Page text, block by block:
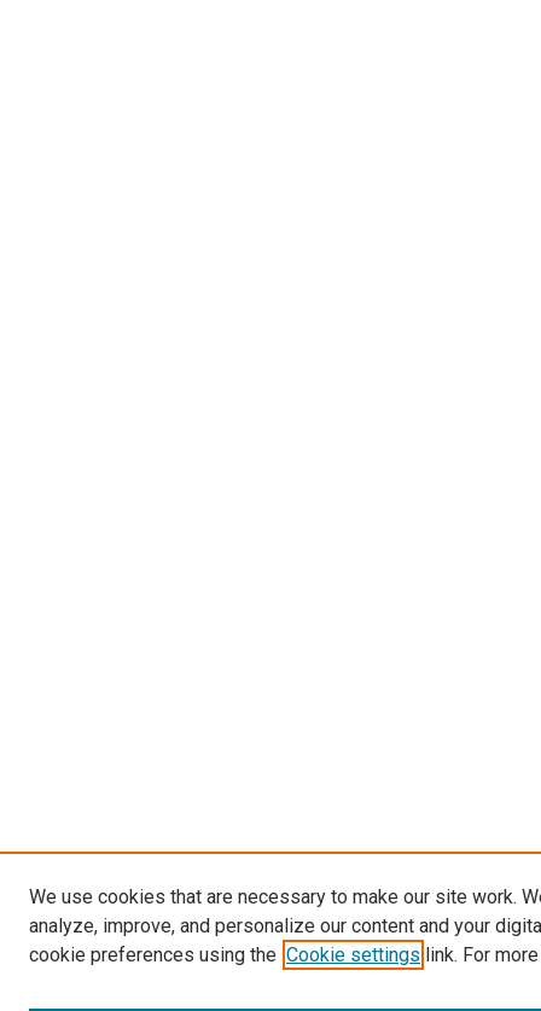
We use cookies that are necessary to make our site work.
analyze, improve, and personalize our content and your
cookie preferences using the Cookie settings link. For